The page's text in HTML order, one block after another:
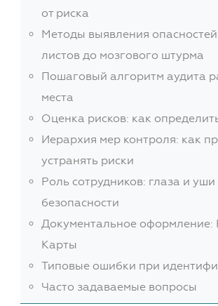
от риска
Методы выявления
листов до мозгового штурма
Пошаговый алгоритм аудита
места
Оценка рисков: как
Иерархия мер контроля: как
устранять риски
Роль сотрудников: глаза и уши
безопасности
Документальное оформление:
Карты
Типовые ошибки при
Часто задаваемые вопросы